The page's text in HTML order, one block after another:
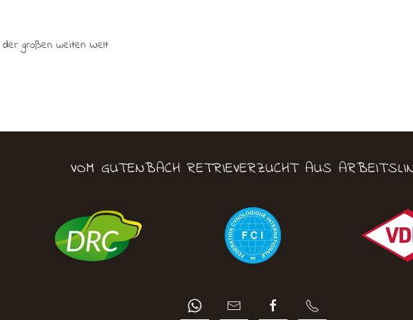
großen weiten Welt
VOM GUTENBACH RETRIEVERZUCHT AUS